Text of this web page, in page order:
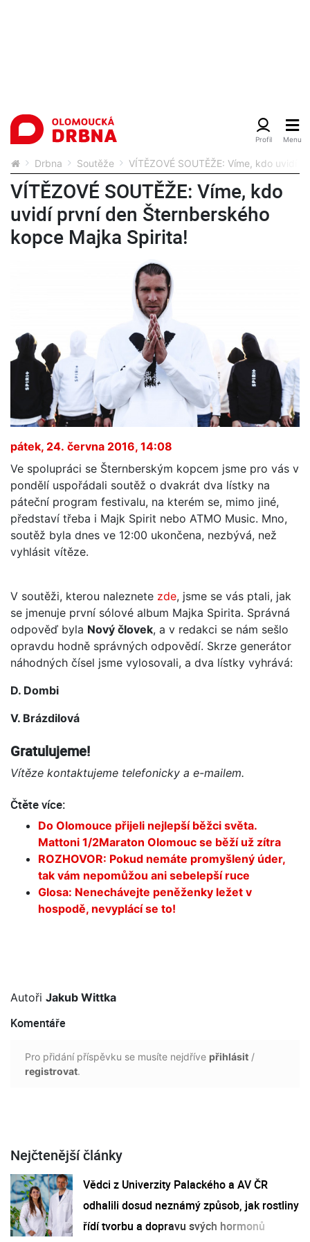
Drbna Soutěže VÍTĚZOVÉ SOUTĚŽE: Víme, kdo uvidí
VÍTĚZOVÉ SOUTĚŽE: Víme, kdo
uvidí první den Šternberského
kopce Majka Spirita!
pátek, 24. června 2016, 14:08
Ve spolupráci se Šternberským kopcem jsme pro vás v
pondělí uspořádali soutěž o dvakrát dva lístky na
páteční program festivalu, na kterém se, mimo jiné,
představí třeba i Majk Spirit nebo ATMO Music. Mno,
soutěž byla dnes ve 12:00 ukončena, nezbývá, než
vyhlásit vítěze.
V soutěži, kterou naleznete zde, jsme se vás ptali, jak
se jmenuje první sólové album Majka Spirita. Správná
odpověď byla Nový človek, a v redakci se nám sešlo
opravdu hodně správných odpovědí. Skrze generátor
náhodných čísel jsme vylosovali, a dva lístky vyhrává:
D. Dombi
V. Brázdilová
Gratulujeme!
Vítěze kontaktujeme telefonicky a e-mailem.
Čtěte více:
Do Olomouce přijeli nejlepší běžci světa.
Mattoni 1/2Maraton Olomouc se běží už zítra
ROZHOVOR: Pokud nemáte promyšlený úder,
tak vám nepomůžou ani sebelepší ruce
Glosa: Nenechávejte peněženky ležet v
hospodě, nevyplácí se to!
Autoři Jakub Wittka
Komentáře
Pro přidání příspěvku se musíte nejdříve přihlásit /
registrovat.
Nejčtenější články
Vědci z Univerzity Palackého a AV ČR
odhalili dosud neznámý způsob, jak rostliny
řídí tvorbu a dopravu svých hormonů